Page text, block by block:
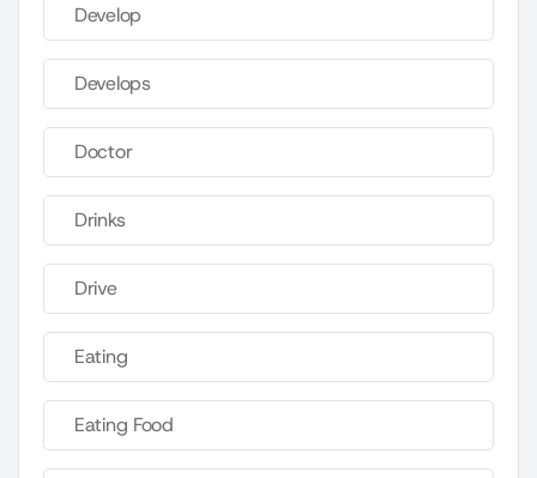
Develop
Develops
Doctor
Drinks
Drive
Eating
Eating Food